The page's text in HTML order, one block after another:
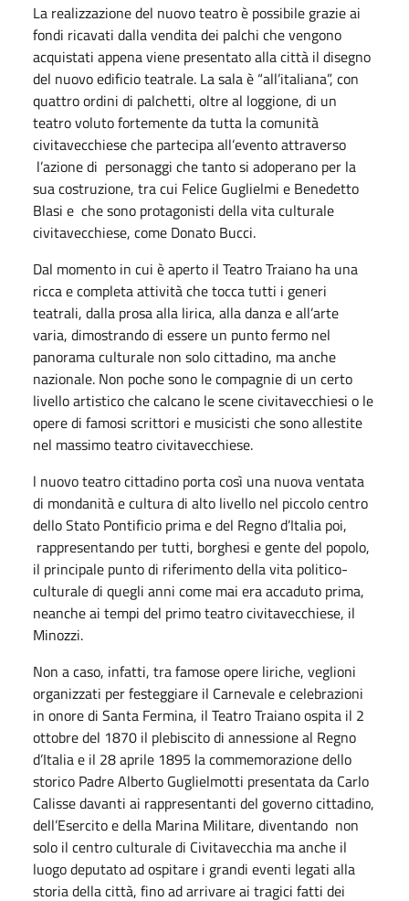
La realizzazione del nuovo teatro è possibile grazie ai
fondi ricavati dalla vendita dei palchi che vengono
acquistati appena viene presentato alla città il disegno
del nuovo edificio teatrale. La sala è “all’italiana”, con
quattro ordini di palchetti, oltre al loggione, di un
teatro voluto fortemente da tutta la comunità
civitavecchiese che partecipa all’evento attraverso
l’azione di personaggi che tanto si adoperano per la
sua costruzione, tra cui Felice Guglielmi e Benedetto
Blasi e che sono protagonisti della vita culturale
civitavecchiese, come Donato Bucci.
Dal momento in cui è aperto il Teatro Traiano ha una
ricca e completa attività che tocca tutti i generi
teatrali, dalla prosa alla lirica, alla danza e all’arte
varia, dimostrando di essere un punto fermo nel
panorama culturale non solo cittadino, ma anche
nazionale. Non poche sono le compagnie di un certo
livello artistico che calcano le scene civitavecchiesi o le
opere di famosi scrittori e musicisti che sono allestite
nel massimo teatro civitavecchiese.
l nuovo teatro cittadino porta così una nuova ventata
di mondanità e cultura di alto livello nel piccolo centro
dello Stato Pontificio prima e del Regno d’Italia poi,
rappresentando per tutti, borghesi e gente del popolo,
il principale punto di riferimento della vita politico-
culturale di quegli anni come mai era accaduto prima,
neanche ai tempi del primo teatro civitavecchiese, il
Minozzi.
Non a caso, infatti, tra famose opere liriche, veglioni
organizzati per festeggiare il Carnevale e celebrazioni
in onore di Santa Fermina, il Teatro Traiano ospita il 2
ottobre del 1870 il plebiscito di annessione al Regno
d’Italia e il 28 aprile 1895 la commemorazione dello
storico Padre Alberto Guglielmotti presentata da Carlo
Calisse davanti ai rappresentanti del governo cittadino,
dell’Esercito e della Marina Militare, diventando non
solo il centro culturale di Civitavecchia ma anche il
luogo deputato ad ospitare i grandi eventi legati alla
storia della città, fino ad arrivare ai tragici fatti dei